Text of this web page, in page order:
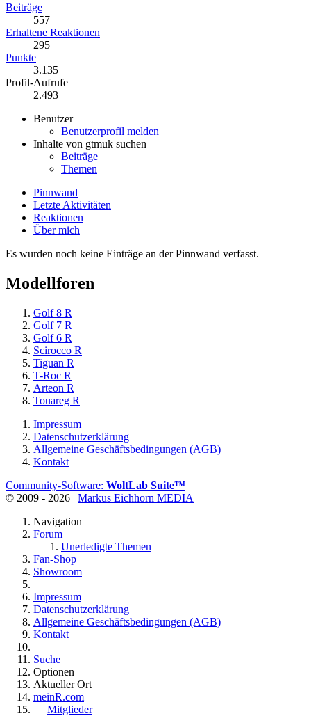
Beiträge
557
Erhaltene Reaktionen
295
Punkte
3.135
Profil-Aufrufe
2.493
Benutzer
Benutzerprofil melden
Inhalte von gtmuk suchen
Beiträge
Themen
Pinnwand
Letzte Aktivitäten
Reaktionen
Über mich
Es wurden noch keine Einträge an der Pinnwand verfasst.
Modellforen
Golf 8 R
Golf 7 R
Golf 6 R
Scirocco R
Tiguan R
T-Roc R
Arteon R
Touareg R
Impressum
Datenschutzerklärung
Allgemeine Geschäftsbedingungen (AGB)
Kontakt
Community-Software: WoltLab Suite™
© 2009 - 2026 | Markus Eichhorn MEDIA
Navigation
Forum
Unerledigte Themen
Fan-Shop
Showroom
Impressum
Datenschutzerklärung
Allgemeine Geschäftsbedingungen (AGB)
Kontakt
Suche
Optionen
Aktueller Ort
meinR.com
Mitglieder